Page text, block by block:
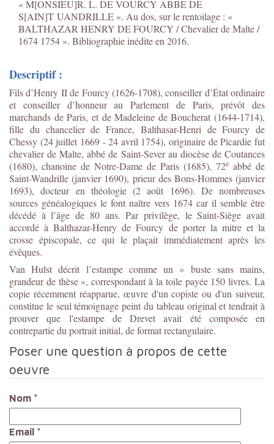
« M[ONSIEU]R. L. DE VOURCY ABBE DE
S[AIN]T UANDRILLE ». Au dos, sur le rentoilage : «
BALTHAZAR HENRY DE FOURCY / Chevalier de Malte /
1674 1754 ». Bibliographie inédite en 2016.
Descriptif :
Fils d’Henry II de Fourcy (1626-1708), conseiller d’État ordinaire
et conseiller d’honneur au Parlement de Paris, prévôt des
marchands de Paris, et de Madeleine de Boucherat (1644-1714),
fille du chancelier de France, Balthasar-Henri de Fourcy de
Chessy (24 juillet 1669 - 24 avril 1754), originaire de Picardie fut
chevalier de Malte, abbé de Saint-Sever au diocèse de Coutances
(1680), chanoine de Notre-Dame de Paris (1685), 72e abbé de
Saint-Wandrille (janvier 1690), prieur des Bons-Hommes (janvier
1693), docteur en théologie (2 août 1696). De nombreuses
sources généalogiques le font naître vers 1674 car il semble être
décédé à l’âge de 80 ans. Par privilège, le Saint-Siège avait
accordé à Balthazar-Henry de Fourcy de porter la mitre et la
crosse épiscopale, ce qui le plaçait immédiatement après les
évêques.
Van Hulst décrit l’estampe comme un « buste sans mains,
grandeur de thèse », correspondant à la toile payée 150 livres. La
copie récemment réapparue, œuvre d'un copiste ou d'un suiveur,
constitue le seul témoignage peint du tableau original et tendrait à
prouver que l'estampe de Drevet avait été composée en
contrepartie du portrait initial, de format rectangulaire.
Poser une question à propos de cette
oeuvre
Nom *
Email *